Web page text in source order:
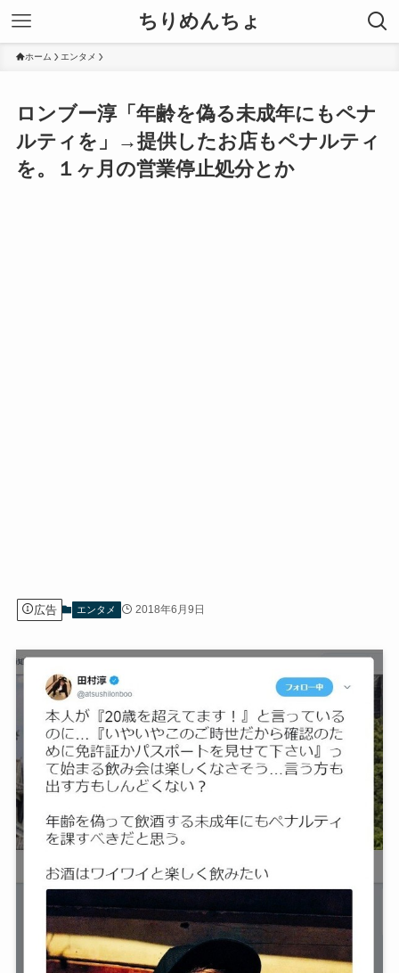
ちりめんちょ
ホーム エンタメ
ロンブー淳「年齢を偽る未成年にもペナ
ルティを」→提供したお店もペナルティ
を。１ヶ月の営業停止処分とか
広告 エンタメ 2018年6月9日